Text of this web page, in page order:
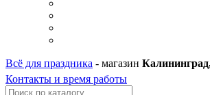
Всё для праздника - магазин
Контакты и время работы